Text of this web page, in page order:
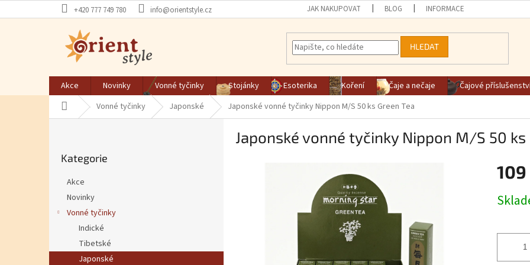
+420 777 749 780 info@orientstyle.cz JAK NAKUPOVAT BLOG INFORMACE
HLEDAT
Akce Novinky Vonné tyčinky Stojánky Esoterika Koření Čaje a nečaje Čajové
Domů Vonné tyčinky Japonské Japonské vonné tyčinky Nippon M/S 50 ks Green Tea
Kategorie
Akce
Novinky
Vonné tyčinky
Indické
Tibetské
Japonské
Japonské vonné tyčinky Nippon M/S 50 ks
109